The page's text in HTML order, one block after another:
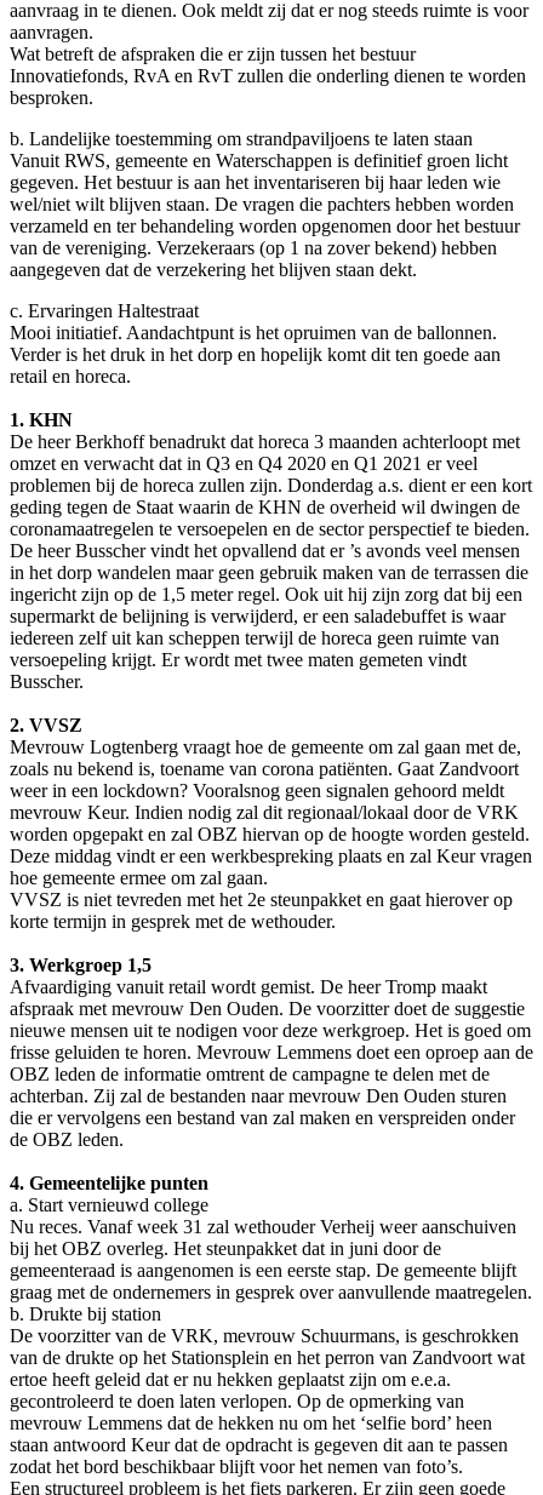
aanvraag in te dienen. Ook meldt zij dat er nog steeds ruimte is voor
aanvragen.
Wat betreft de afspraken die er zijn tussen het bestuur
Innovatiefonds, RvA en RvT zullen die onderling dienen te worden
besproken.
b. Landelijke toestemming om strandpaviljoens te laten staan
Vanuit RWS, gemeente en Waterschappen is definitief groen licht
gegeven. Het bestuur is aan het inventariseren bij haar leden wie
wel/niet wilt blijven staan. De vragen die pachters hebben worden
verzameld en ter behandeling worden opgenomen door het bestuur
van de vereniging. Verzekeraars (op 1 na zover bekend) hebben
aangegeven dat de verzekering het blijven staan dekt.
c. Ervaringen Haltestraat
Mooi initiatief. Aandachtpunt is het opruimen van de ballonnen.
Verder is het druk in het dorp en hopelijk komt dit ten goede aan
retail en horeca.
1. KHN
De heer Berkhoff benadrukt dat horeca 3 maanden achterloopt met
omzet en verwacht dat in Q3 en Q4 2020 en Q1 2021 er veel
problemen bij de horeca zullen zijn. Donderdag a.s. dient er een kort
geding tegen de Staat waarin de KHN de overheid wil dwingen de
coronamaatregelen te versoepelen en de sector perspectief te bieden.
De heer Busscher vindt het opvallend dat er ’s avonds veel mensen
in het dorp wandelen maar geen gebruik maken van de terrassen die
ingericht zijn op de 1,5 meter regel. Ook uit hij zijn zorg dat bij een
supermarkt de belijning is verwijderd, er een saladebuffet is waar
iedereen zelf uit kan scheppen terwijl de horeca geen ruimte van
versoepeling krijgt. Er wordt met twee maten gemeten vindt
Busscher.
2. VVSZ
Mevrouw Logtenberg vraagt hoe de gemeente om zal gaan met de,
zoals nu bekend is, toename van corona patiënten. Gaat Zandvoort
weer in een lockdown? Vooralsnog geen signalen gehoord meldt
mevrouw Keur. Indien nodig zal dit regionaal/lokaal door de VRK
worden opgepakt en zal OBZ hiervan op de hoogte worden gesteld.
Deze middag vindt er een werkbespreking plaats en zal Keur vragen
hoe gemeente ermee om zal gaan.
VVSZ is niet tevreden met het 2e steunpakket en gaat hierover op
korte termijn in gesprek met de wethouder.
3. Werkgroep 1,5
Afvaardiging vanuit retail wordt gemist. De heer Tromp maakt
afspraak met mevrouw Den Ouden. De voorzitter doet de suggestie
nieuwe mensen uit te nodigen voor deze werkgroep. Het is goed om
frisse geluiden te horen. Mevrouw Lemmens doet een oproep aan de
OBZ leden de informatie omtrent de campagne te delen met de
achterban. Zij zal de bestanden naar mevrouw Den Ouden sturen
die er vervolgens een bestand van zal maken en verspreiden onder
de OBZ leden.
4. Gemeentelijke punten
a. Start vernieuwd college
Nu reces. Vanaf week 31 zal wethouder Verheij weer aanschuiven
bij het OBZ overleg. Het steunpakket dat in juni door de
gemeenteraad is aangenomen is een eerste stap. De gemeente blijft
graag met de ondernemers in gesprek over aanvullende maatregelen.
b. Drukte bij station
De voorzitter van de VRK, mevrouw Schuurmans, is geschrokken
van de drukte op het Stationsplein en het perron van Zandvoort wat
ertoe heeft geleid dat er nu hekken geplaatst zijn om e.e.a.
gecontroleerd te doen laten verlopen. Op de opmerking van
mevrouw Lemmens dat de hekken nu om het ‘selfie bord’ heen
staan antwoord Keur dat de opdracht is gegeven dit aan te passen
zodat het bord beschikbaar blijft voor het nemen van foto’s.
Een structureel probleem is het fiets parkeren. Er zijn geen goede